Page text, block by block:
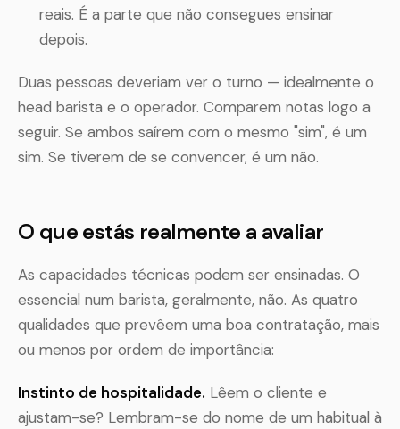
reais. É a parte que não consegues ensinar
depois.
Duas pessoas deveriam ver o turno — idealmente o
head barista e o operador. Comparem notas logo a
seguir. Se ambos saírem com o mesmo "sim", é um
sim. Se tiverem de se convencer, é um não.
O que estás realmente a avaliar
As capacidades técnicas podem ser ensinadas. O
essencial num barista, geralmente, não. As quatro
qualidades que prevêem uma boa contratação, mais
ou menos por ordem de importância:
Instinto de hospitalidade. Lêem o cliente e
ajustam-se? Lembram-se do nome de um habitual à